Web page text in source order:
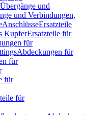
Übergänge und
und Verbindungen,
AnschlüsseErsatzteile
KupferErsatzteile für
für
Abdeckungen für
für
für
für